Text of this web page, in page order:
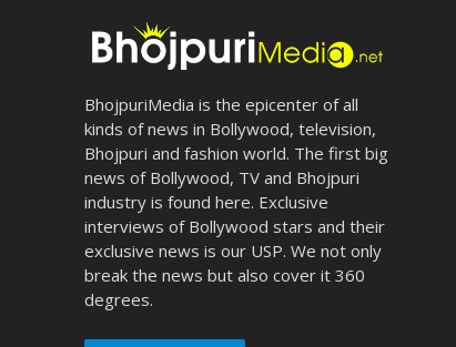
BhojpuriMedia is the epicenter of all
kinds of news in Bollywood, television,
Bhojpuri and fashion world. The first big
news of Bollywood, TV and Bhojpuri
industry is found here. Exclusive
interviews of Bollywood stars and their
exclusive news is our USP. We not only
break the news but also cover it 360
degrees.